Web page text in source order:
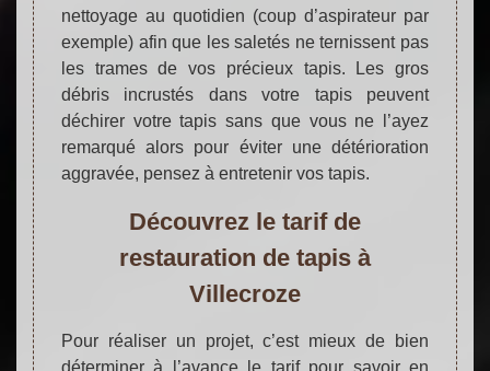
nettoyage au quotidien (coup d’aspirateur par
exemple) afin que les saletés ne ternissent pas
les trames de vos précieux tapis. Les gros
débris incrustés dans votre tapis peuvent
déchirer votre tapis sans que vous ne l’ayez
remarqué alors pour éviter une détérioration
aggravée, pensez à entretenir vos tapis.
Découvrez le tarif de
restauration de tapis à
Villecroze
Pour réaliser un projet, c’est mieux de bien
déterminer à l’avance le tarif pour savoir en